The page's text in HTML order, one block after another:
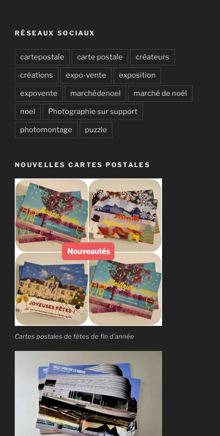
RÉSEAUX SOCIAUX
cartepostale carte postale créateurs
créations expo-vente exposition
expovente marchédenoel marché de noël
noel Photographie sur support
photomontage puzzle
NOUVELLES CARTES POSTALES
Cartes postales de fêtes de fin d’année